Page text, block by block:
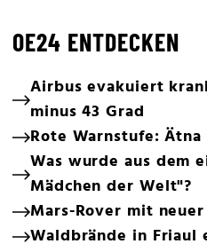
OE24 ENTDECKEN
Airbus evakuiert
minus 43 Grad
Rote Warnstufe:
Was wurde aus dem
Mädchen der Welt"?
Mars-Rover mit
Waldbrände in Friaul